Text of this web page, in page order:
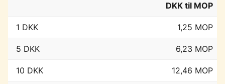
DKK til MOP
1 DKK 1,25 MOP
5 DKK 6,23 MOP
10 DKK 12,46 MOP